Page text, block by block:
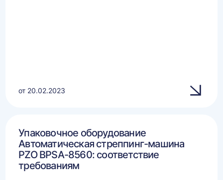
от 20.02.2023
Упаковочное оборудование
Автоматическая стреппинг-машина
PZO BPSA-8560: соответствие
требованиям